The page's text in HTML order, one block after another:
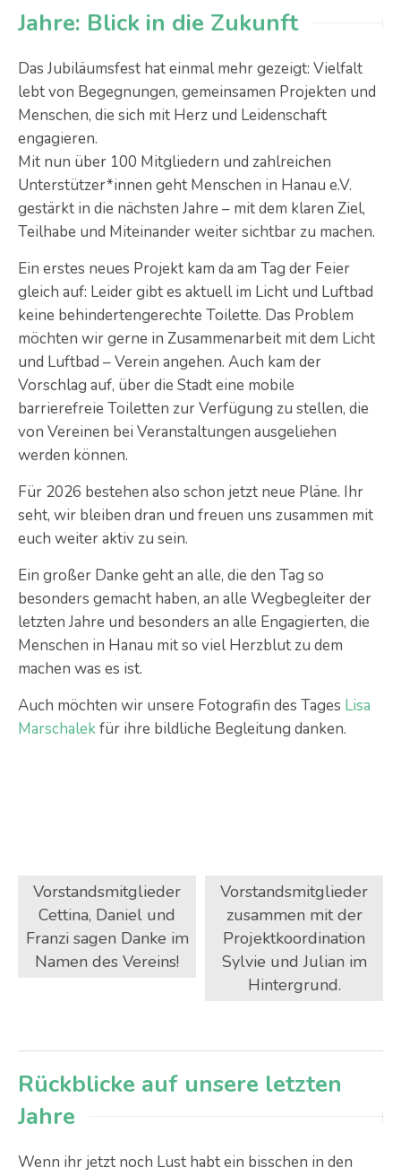
Jahre: Blick in die Zukunft
Das Jubiläumsfest hat einmal mehr gezeigt: Vielfalt
lebt von Begegnungen, gemeinsamen Projekten und
Menschen, die sich mit Herz und Leidenschaft
engagieren.
Mit nun über 100 Mitgliedern und zahlreichen
Unterstützer*innen geht Menschen in Hanau e.V.
gestärkt in die nächsten Jahre – mit dem klaren Ziel,
Teilhabe und Miteinander weiter sichtbar zu machen.
Ein erstes neues Projekt kam da am Tag der Feier
gleich auf: Leider gibt es aktuell im Licht und Luftbad
keine behindertengerechte Toilette. Das Problem
möchten wir gerne in Zusammenarbeit mit dem Licht
und Luftbad – Verein angehen. Auch kam der
Vorschlag auf, über die Stadt eine mobile
barrierefreie Toiletten zur Verfügung zu stellen, die
von Vereinen bei Veranstaltungen ausgeliehen
werden können.
Für 2026 bestehen also schon jetzt neue Pläne. Ihr
seht, wir bleiben dran und freuen uns zusammen mit
euch weiter aktiv zu sein.
Ein großer Danke geht an alle, die den Tag so
besonders gemacht haben, an alle Wegbegleiter der
letzten Jahre und besonders an alle Engagierten, die
Menschen in Hanau mit so viel Herzblut zu dem
machen was es ist.
Auch möchten wir unsere Fotografin des Tages Lisa
Marschalekfür ihre bildliche Begleitung danken.
Vorstandsmitglieder
Cettina, Daniel und
Franzi sagen Danke im
Namen des Vereins!
Vorstandsmitglieder
zusammen mit der
Projektkoordination
Sylvie und Julian im
Hintergrund.
Rückblicke auf unsere letzten
Jahre
Wenn ihr jetzt noch Lust habt ein bisschen in den